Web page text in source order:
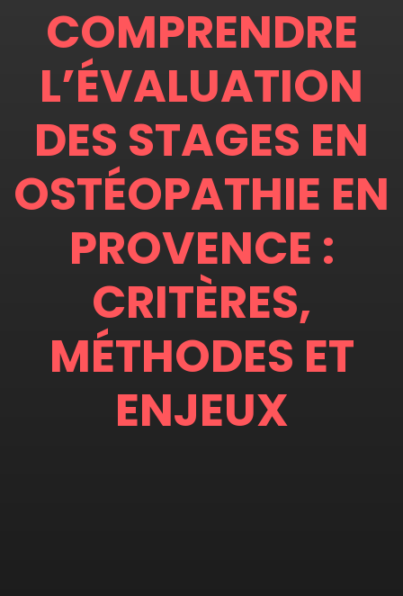
COMPRENDRE
L’ÉVALUATION
DES STAGES EN
OSTÉOPATHIE EN
PROVENCE :
CRITÈRES,
MÉTHODES ET
ENJEUX